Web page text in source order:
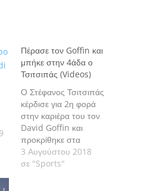
Πέρασε τον Goffin και
μπήκε στην 4άδα ο
Τσιτσιπάς (Videos)
Ο Στέφανος Τσιτσιπάς
κέρδισε για 2η φορά
στην καριέρα του τον
David Goffin και
προκρίθηκε στα
ημιτελικά του Citi
Open.
3 Αυγούστου 2018
σε "Sports"